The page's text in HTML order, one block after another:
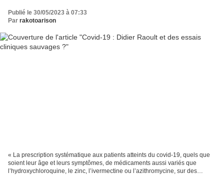
Publié le 30/05/2023 à 07:33
Par rakotoarison
« La prescription systématique aux patients atteints du covid-19, quels que
soient leur âge et leurs symptômes, de médicaments aussi variés que
l’hydroxychloroquine, le zinc, l’ivermectine ou l’azithromycine, sur des